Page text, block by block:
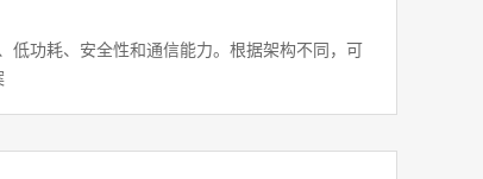
低功耗、安全性和通信能力。根据架构不同，可